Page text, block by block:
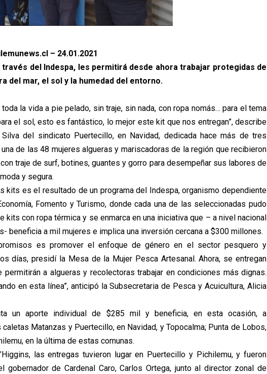
– 24.01.2021
través del Indespa, les permitirá desde ahora trabajar protegidas de
del mar, el sol y la humedad del entorno.
toda la vida a pie pelado, sin traje, sin nada, con ropa nomás… para el tema
el sol, esto es fantástico, lo mejor este kit que nos entregan”, describe
Silva del sindicato Puertecillo, en Navidad, dedicada hace más de tres
de las 48 mujeres algueras y mariscadoras de la región que recibieron
traje de surf, botines, guantes y gorro para desempeñar sus labores de
y segura.
kits es el resultado de un programa del Indespa, organismo dependiente
Fomento y Turismo, donde cada una de las seleccionadas pudo
kits con ropa térmica y se enmarca en una iniciativa que – a nivel nacional
beneficia a mil mujeres e implica una inversión cercana a $300 millones.
es promover el enfoque de género en el sector pesquero y
días, presidí la Mesa de la Mujer Pesca Artesanal. Ahora, se entregan
a algueras y recolectoras trabajar en condiciones más dignas.
en esta línea”, anticipó la Subsecretaria de Pesca y Acuicultura, Alicia
un aporte individual de $285 mil y beneficia, en esta ocasión, a
Matanzas y Puertecillo, en Navidad, y Topocalma; Punta de Lobos,
en la última de estas comunas.
las entregas tuvieron lugar en Puertecillo y Pichilemu, y fueron
gobernador de Cardenal Caro, Carlos Ortega, junto al director zonal de